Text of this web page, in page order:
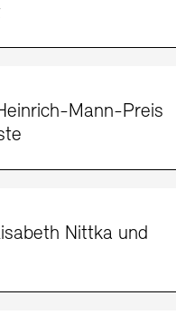
Mann-Preis
Nittka und